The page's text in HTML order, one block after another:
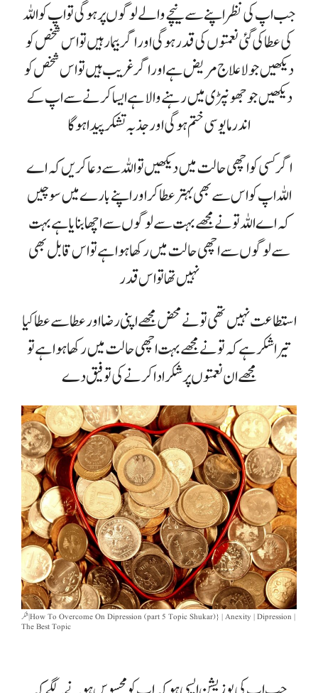
جب اپ کی نظر اپنے سے نیچے والے لوگوں پر ہوگی تو اپ کو اللہ
کی عطا کی گئی نعمتوں کی قدر ہوگی اور اگر بیمار ہیں تو اس شخص کو
دیکھیں جو لاعلاج مریض ہے اور اگر غریب ہیں تو اس شخص کو
دیکھیں جو جھونپڑی میں رہنے والا ہے ایسا کرنے سے اپ کے
اندر مایوسی ختم ہوگی اور جذبہ تشکر پیدا ہوگا
اگر کسی کو اچھی حالت میں دیکھیں تو اللہ سے دعا کریں کہ اے
اللہ اپ کو اس سے بھی بہتر عطا کر اور اپنے بارے میں سوچیں
کہ اے اللہ تو نے مجھے بہت سے لوگوں سے اچھا بنایا ہے بہت
سے لوگوں سے اچھی حالت میں رکھا ہوا ہے تو اس قابل بھی
نہیں تھا تو اس قدر
استطاعت نہیں تھی تو نے محض مجھے اپنی رضا اور عطا سے عطا کیا
تیرا شکر ہے کہ تو نے مجھے بہت اچھی حالت میں رکھا ہوا ہے تو
مجھے ان نعمتوں پر شکر ادا کرنے کی توفیق دے
شکر | How To Overcome On Dipression (part 5 Topic Shukar)} | Anexity | Dipression |
The Best Topic